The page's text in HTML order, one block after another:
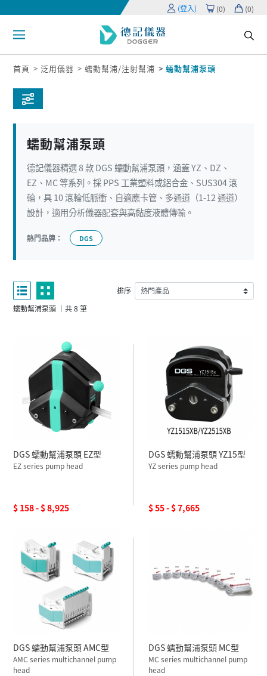
(登入) (0) (0)
首頁 泛用儀器 蠕動幫浦/注射幫浦 蠕動幫浦泵頭
蠕動幫浦泵頭
德記儀器精選 8 款 DGS 蠕動幫浦泵頭，涵蓋 YZ、DZ、
EZ、MC 等系列。採 PPS 工業塑料或鋁合金、SUS304 滾
輪，具 10 滾輪低脈衝、自適應卡管、多通道（1-12 通道）
設計，適用分析儀器配套與高黏度液體傳輸。
熱門品牌： DGS
蠕動幫浦泵頭 ｜共 8 筆
排序
DGS 蠕動幫浦泵頭 EZ型
EZ series pump head
$ 158 - $ 8,925
DGS 蠕動幫浦泵頭 YZ15型
YZ series pump head
$ 55 - $ 7,665
DGS 蠕動幫浦泵頭 AMC型
AMC series multichannel pump
head
DGS 蠕動幫浦泵頭 MC型
MC series multichannel pump
head